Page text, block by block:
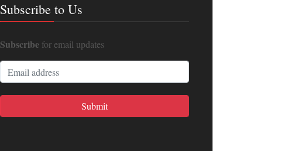
Subscribe to Us
Subscribefor email updates